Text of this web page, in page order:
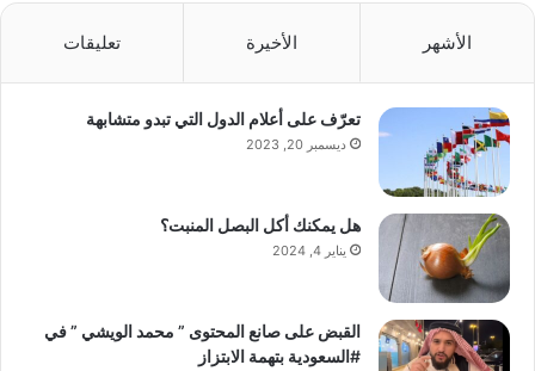
الأشهر الأخيرة تعليقات
تعرّف على أعلام الدول التي تبدو متشابهة
ديسمبر 20, 2023
هل يمكنك أكل البصل المنبت؟
يناير 4, 2024
القبض على صانع المحتوى ” محمد الويشي ” في
#السعودية بتهمة الابتزاز